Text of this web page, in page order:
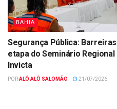
BAHIA
Segurança Pública:
etapa do Seminário
Invicta
PORALÔ ALÔ SALOMÃO 21/07/2026